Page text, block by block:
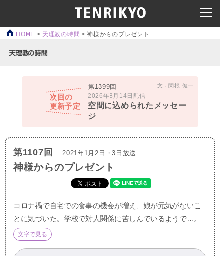
HOME > 天理教の時間 >神様からのプレゼント
次回の
更新予定
第1399回
2026年8月14日配信
空間に込められたメッセー
ジ
文：関根 健一
第1107回 2021年1月2日・3日放送
神様からのプレゼント
コロナ禍で自宅での食事の機会が増え、娘が元気がないこ
とに気づいた。学校で対人関係に苦しんでいるようで…。
文字で見る